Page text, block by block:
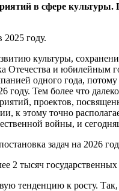
в сфере
2025 году.
культуры,
Отечества и
одного года,
Тем более что
проектов,
к этому точно
войны, и
задач на
2 тысяч
тенденцию к росту. Так,